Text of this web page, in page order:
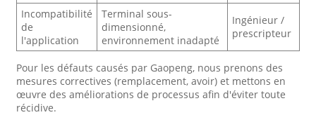
Incompatibilité
de
l'application
Terminal sous-
dimensionné,
environnement inadapté
Ingénieur /
prescripteur
Pour les défauts causés par Gaopeng, nous prenons des
mesures correctives (remplacement, avoir) et mettons en
œuvre des améliorations de processus afin d'éviter toute
récidive.